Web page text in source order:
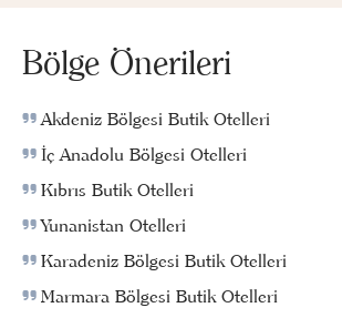
Bölge Önerileri
Akdeniz Bölgesi Butik Otelleri
İç Anadolu Bölgesi Otelleri
Kıbrıs Butik Otelleri
Yunanistan Otelleri
Karadeniz Bölgesi Butik Otelleri
Marmara Bölgesi Butik Otelleri